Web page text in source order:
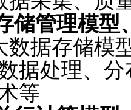
储管理模型
据存储模
据处理、
等